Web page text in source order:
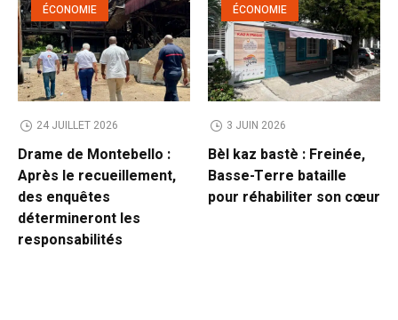
ÉCONOMIE
24 JUILLET 2026
Drame de Montebello :
Après le recueillement,
des enquêtes
détermineront les
responsabilités
ÉCONOMIE
3 JUIN 2026
Bèl kaz bastè : Freinée,
Basse-Terre bataille
pour réhabiliter son cœur